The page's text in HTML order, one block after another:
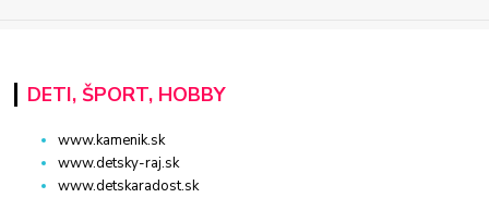
DETI, ŠPORT, HOBBY
www.kamenik.sk
www.detsky-raj.sk
www.detskaradost.sk